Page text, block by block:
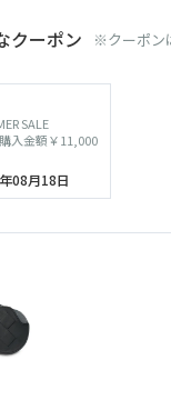
クーポン ※クーポン
SALE
入金額￥11,000
08月18日